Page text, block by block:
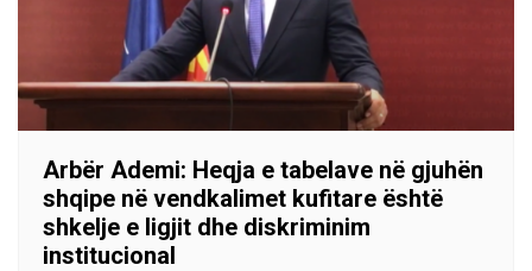
Arbër Ademi: Heqja e tabelave në gjuhën
shqipe në vendkalimet kufitare është
shkelje e ligjit dhe diskriminim
institucional